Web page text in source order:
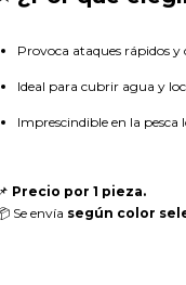
Provoca ataques rápidos y
Ideal para cubrir agua y
Imprescindible en la pesca
📌 Precio por 1 pieza.
Se envía según color